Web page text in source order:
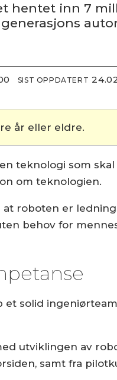
hentet inn 7
SIST OPPDATERT
år eller eldre.
teknologi som
om teknologien.
at roboten er
behov for
et solid
utviklingen av
samt fra